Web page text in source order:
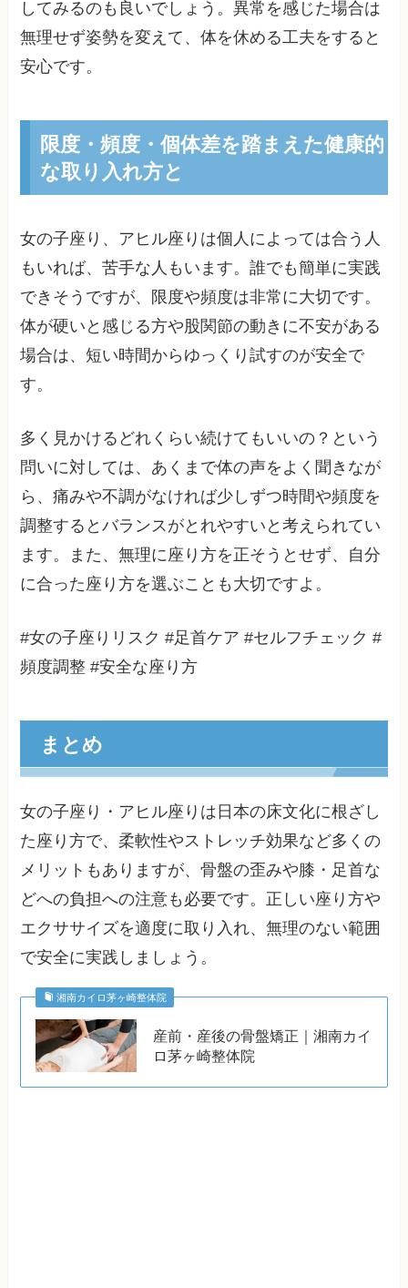
してみるのも良いでしょう。異常を感じた場合は
無理せず姿勢を変えて、体を休める工夫をすると
安心です。
限度・頻度・個体差を踏まえた健康的
な取り入れ方と
女の子座り、アヒル座りは個人によっては合う人
もいれば、苦手な人もいます。誰でも簡単に実践
できそうですが、限度や頻度は非常に大切です。
体が硬いと感じる方や股関節の動きに不安がある
場合は、短い時間からゆっくり試すのが安全で
す。
多く見かけるどれくらい続けてもいいの？という
問いに対しては、あくまで体の声をよく聞きなが
ら、痛みや不調がなければ少しずつ時間や頻度を
調整するとバランスがとれやすいと考えられてい
ます。また、無理に座り方を正そうとせず、自分
に合った座り方を選ぶことも大切ですよ。
#女の子座りリスク #足首ケア #セルフチェック #
頻度調整 #安全な座り方
まとめ
女の子座り・アヒル座りは日本の床文化に根ざし
た座り方で、柔軟性やストレッチ効果など多くの
メリットもありますが、骨盤の歪みや膝・足首な
どへの負担への注意も必要です。正しい座り方や
エクササイズを適度に取り入れ、無理のない範囲
で安全に実践しましょう。
湘南カイロ茅ヶ崎整体院
産前・産後の骨盤矯正｜湘南カイ
ロ茅ヶ崎整体院